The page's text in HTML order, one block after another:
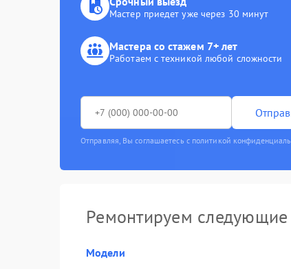
Мастер приедет уже через 30 минут
Мастера со стажем 7+ лет
Работаем с техникой любой сложности
Отправляя, Вы соглашаетесь с политикой
Ремонтируем
Модели